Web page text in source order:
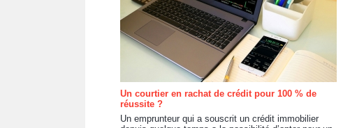
Un courtier en rachat de crédit pour 100 % de
réussite ?
Un emprunteur qui a souscrit un crédit immobilier